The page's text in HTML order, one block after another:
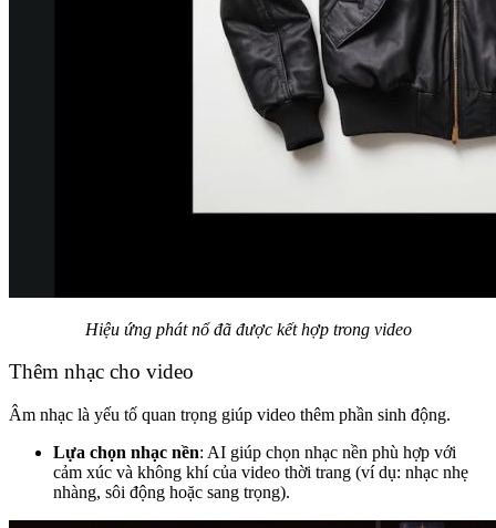
Hiệu ứng phát nổ đã được kết hợp trong video
Thêm nhạc cho video
Âm nhạc là yếu tố quan trọng giúp video thêm phần sinh động.
Lựa chọn nhạc nền: AI giúp chọn nhạc nền phù hợp với
cảm xúc và không khí của video thời trang (ví dụ: nhạc nhẹ
nhàng, sôi động hoặc sang trọng).